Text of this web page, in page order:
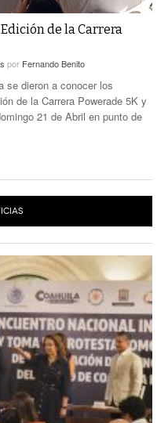
de la Carrera
por Fernando Benito
se dieron a conocer los
de la Carrera Powerade 5K y
21 de Abril en punto de